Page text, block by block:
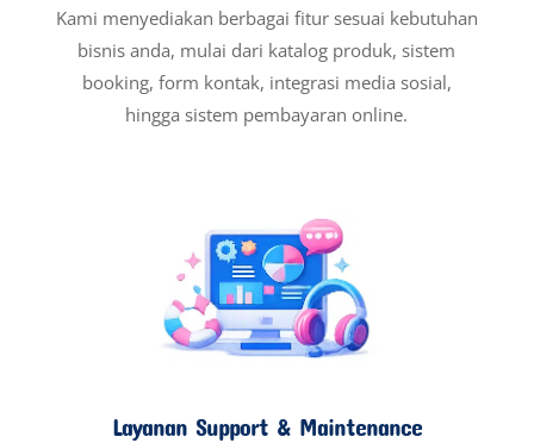
Kami menyediakan berbagai fitur sesuai kebutuhan
bisnis anda, mulai dari katalog produk, sistem
booking, form kontak, integrasi media sosial,
hingga sistem pembayaran online.
Layanan Support & Maintenance